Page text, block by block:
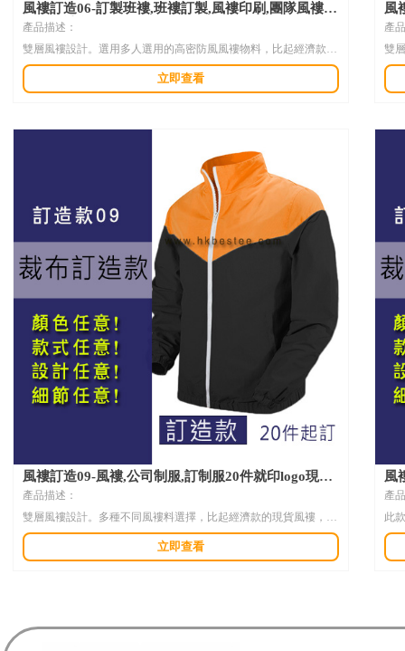
風褸訂造06-訂製班褸,班褸訂製,風褸印刷,團隊風褸,
風褸設計,訂造制服
產品描述：
雙層風褸設計。選用多人選用的高密防風風褸物料，比起經濟款的
現貨風褸，手感更好，可選擇的款式更多，顏色任意選擇。
著形象更加好，防止風沙吹入，運動，冷氣房同樣適用，配合多種
印花工藝，滿足優質低價的個性化要求，不同碼數任意選擇，配合
立即查看
風
制,
產
雙
現
風褸訂造09-風褸,公司制服,訂制服20件就印logo現款
10件起印
產品描述：
雙層風褸設計。多種不同風褸料選擇，比起經濟款的現貨風褸，手
感更好，可選擇的款式更多，顏色任意選擇。
立即查看
風
港
產
此
貨
由
雙